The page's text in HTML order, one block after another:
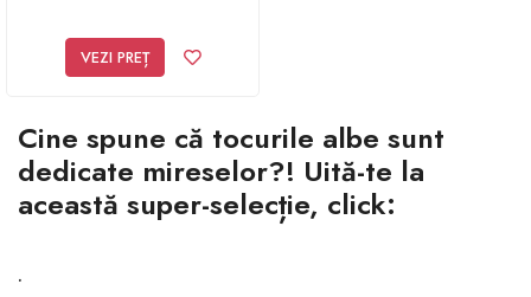
VEZI PREȚ
Cine spune că tocurile albe sunt
dedicate mireselor?! Uită-te la
această super-selecție, click:
.